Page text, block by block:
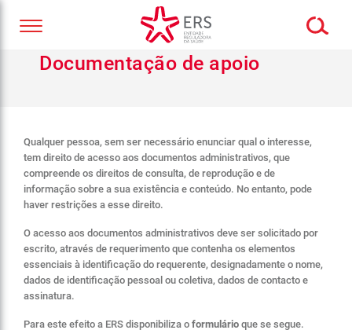
Documentação de apoio
Qualquer pessoa, sem ser necessário enunciar qual o interesse,
tem direito de acesso aos documentos administrativos, que
compreende os direitos de consulta, de reprodução e de
informação sobre a sua existência e conteúdo. No entanto, pode
haver restrições a esse direito.
O acesso aos documentos administrativos deve ser solicitado por
escrito, através de requerimento que contenha os elementos
essenciais à identificação do requerente, designadamente o nome,
dados de identificação pessoal ou coletiva, dados de contacto e
assinatura.
Para este efeito a ERS disponibiliza o formulário que se segue.